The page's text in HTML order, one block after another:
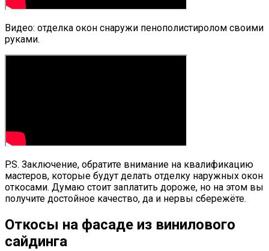
Видео: отделка окон снаружи пенополистиролом своими
руками.
P.S. Заключение, обратите внимание на квалификацию
мастеров, которые будут делать отделку наружных окон
откосами. Думаю стоит заплатить дороже, но на этом вы
получите достойное качество, да и нервы сбережёте.
Откосы на фасаде из винилового
сайдинга